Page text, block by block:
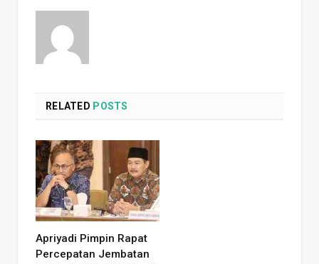
RELATED POSTS
Apriyadi Pimpin Rapat
Percepatan Jembatan